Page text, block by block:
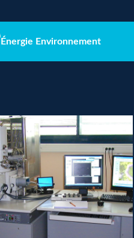
Énergie Environnement